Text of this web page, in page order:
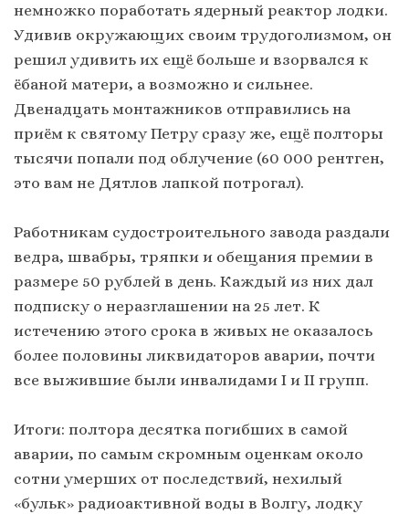
немножко поработать ядерный реактор лодки.
Удивив окружающих своим трудоголизмом, он
решил удивить их ещё больше и взорвался к
ёбаной матери, а возможно и сильнее.
Двенадцать монтажников отправились на
приём к святому Петру сразу же, ещё полторы
тысячи попали под облучение (60 000 рентген,
это вам не Дятлов лапкой потрогал).
Работникам судостроительного завода раздали
ведра, швабры, тряпки и обещания премии в
размере 50 рублей в день. Каждый из них дал
подписку о неразглашении на 25 лет. К
истечению этого срока в живых не оказалось
более половины ликвидаторов аварии, почти
все выжившие были инвалидами І и ІІ групп.
Итоги: полтора десятка погибших в самой
аварии, по самым скромным оценкам около
сотни умерших от последствий, нехилый
«бульк» радиоактивной воды в Волгу, лодку